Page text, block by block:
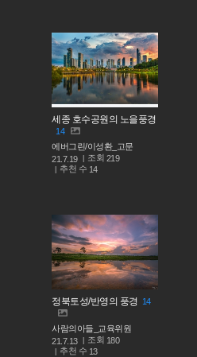
세종 호수공원의 노을풍경
14
에버그린/이성환_고문
21.7.19
조회 219
추천 수 14
정북토성/반영의 풍경 14
사람의아들_교육위원
21.7.13
조회 180
추천 수 13